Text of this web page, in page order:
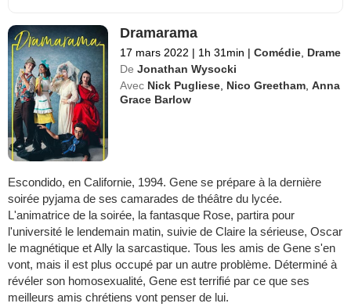
Dramarama
17 mars 2022 | 1h 31min | Comédie Drame
De Jonathan Wysocki
Avec Nick Pugliese Nico Greetham ,Anna
Grace Barlow
Escondido, en Californie, 1994. Gene se prépare à la dernière
soirée pyjama de ses camarades de théâtre du lycée.
L'animatrice de la soirée, la fantasque Rose, partira pour
l'université le lendemain matin, suivie de Claire la sérieuse, Oscar
le magnétique et Ally la sarcastique. Tous les amis de Gene s'en
vont, mais il est plus occupé par un autre problème. Déterminé à
révéler son homosexualité, Gene est terrifié par ce que ses
meilleurs amis chrétiens vont penser de lui.